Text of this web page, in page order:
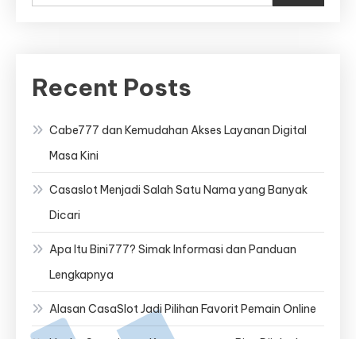
Recent Posts
Cabe777 dan Kemudahan Akses Layanan Digital
Masa Kini
Casaslot Menjadi Salah Satu Nama yang Banyak
Dicari
Apa Itu Bini777? Simak Informasi dan Panduan
Lengkapnya
Alasan CasaSlot Jadi Pilihan Favorit Pemain Online